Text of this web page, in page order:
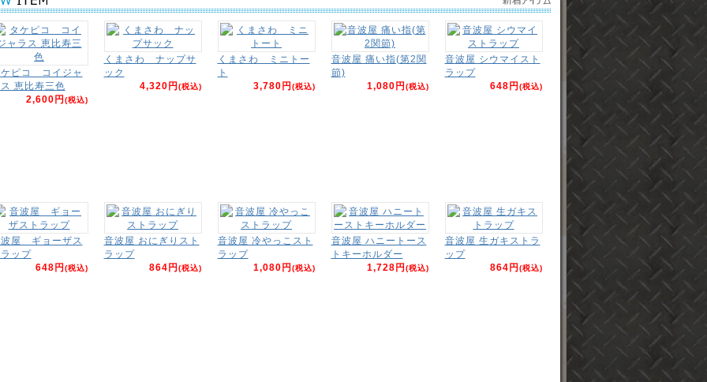
ピコ コイジャ
恵比寿三色
2,600円(税込)
くまさわ ナップサ
ック
4,320円(税込)
くまさわ ミニトー
ト
3,780円(税込)
音波屋 痛い指(第2関
節)
1,080円(税込)
音波屋 シウマイスト
ラップ
648円(税込)
屋 ギョーザス
ップ
648円(税込)
音波屋 おにぎりスト
ラップ
864円(税込)
音波屋 冷やっこスト
ラップ
1,080円(税込)
音波屋 ハニートース
トキーホルダー
1,728円(税込)
音波屋 生ガキストラ
ップ
864円(税込)